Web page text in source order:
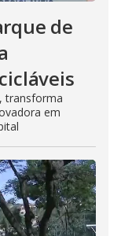
de
transforma
em